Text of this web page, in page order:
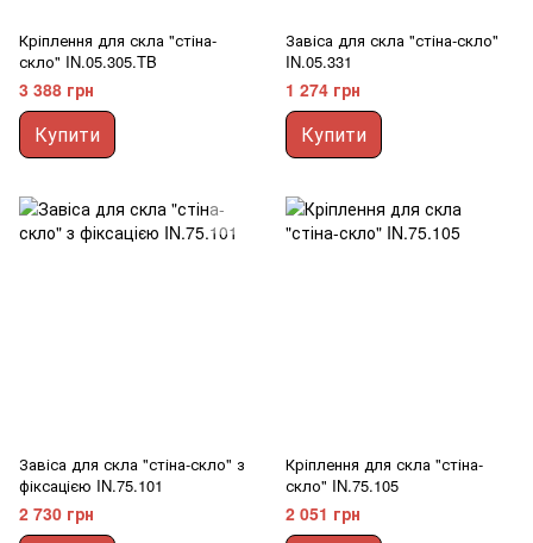
Кріплення для скла "стіна-
скло" IN.05.305.TB
3 388 грн
Купити
Завіса для скла "стіна-скло"
IN.05.331
1 274 грн
Купити
Завіса для скла "стіна-скло" з
фіксацією IN.75.101
2 730 грн
Кріплення для скла "стіна-
скло" IN.75.105
2 051 грн